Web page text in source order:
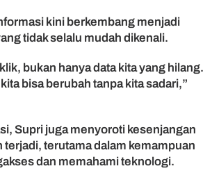
kini berkembang menjadi
tidak selalu mudah dikenali.
bukan hanya data kita yang hilang.
bisa berubah tanpa kita sadari,”
Supri juga menyoroti kesenjangan
terjadi, terutama dalam kemampuan
dan memahami teknologi.